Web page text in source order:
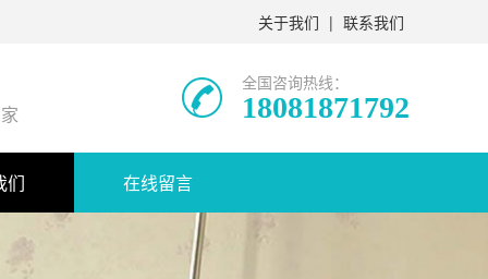
关于我们 | 联系我们
全国咨询热线：
18081871792
们 在线留言